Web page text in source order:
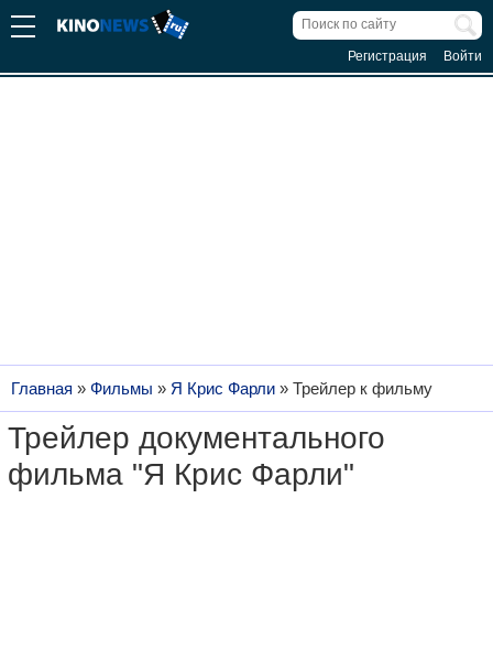
Регистрация Войти
Главная » Фильмы » Я Крис Фарли » Трейлер к фильму
Трейлер документального
фильма "Я Крис Фарли"